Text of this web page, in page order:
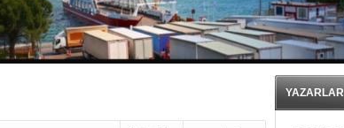
TAYK - Eker Olympos Regatta'da ilk start!
İstanbul ve Çanakkale: 6 ayda 40.000 gemi
TEKNOFEST ‘Mavi Vatan’ ziyaretçi kayıtları başladı!
Tersane işçilerinin direnişi, kazanımla sonuçlandı
FESCO, Karadeniz'de yeni sevkiyat taleplerini durdurduYAZARLAR